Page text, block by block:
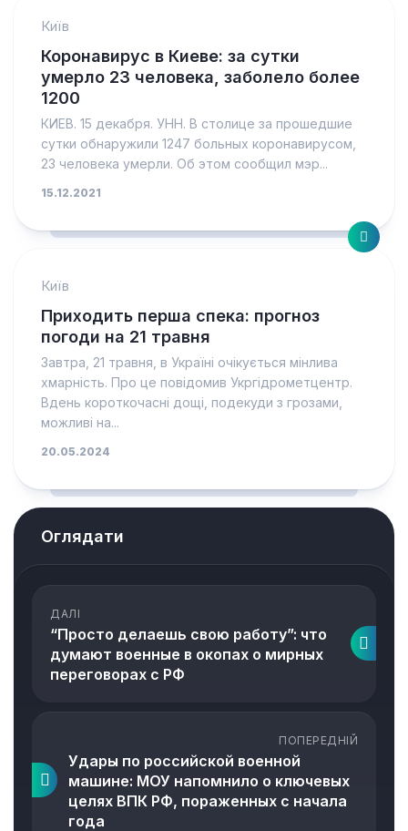
Київ
Коронавирус в Киеве: за сутки
умерло 23 человека, заболело более
1200
КИЕВ. 15 декабря. УНН. В столице за прошедшие
сутки обнаружили 1247 больных коронавирусом,
23 человека умерли. Об этом сообщил мэр...
15.12.2021
Київ
Приходить перша спека: прогноз
погоди на 21 травня
Завтра, 21 травня, в Україні очікується мінлива
хмарність. Про це повідомив Укргідрометцентр.
Вдень короткочасні дощі, подекуди з грозами,
можливі на...
20.05.2024
Оглядати
ДАЛІ
“Просто делаешь свою работу”: что
думают военные в окопах о мирных
переговорах с РФ
ПОПЕРЕДНІЙ
Удары по российской военной
машине: МОУ напомнило о ключевых
целях ВПК РФ, пораженных с начала
года